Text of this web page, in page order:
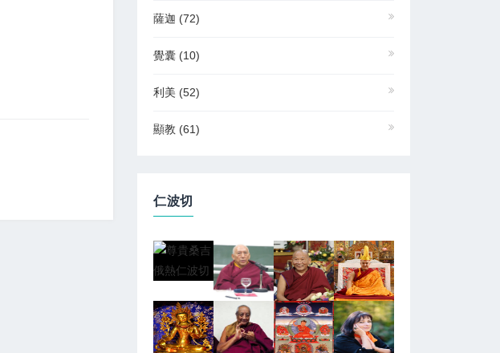
薩迦 (72)
覺囊 (10)
利美 (52)
顯教 (61)
仁波切